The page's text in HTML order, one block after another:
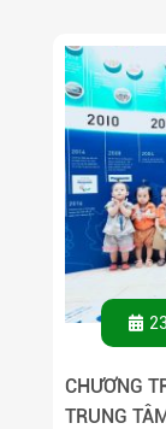
CHƯƠNG
TRUNG